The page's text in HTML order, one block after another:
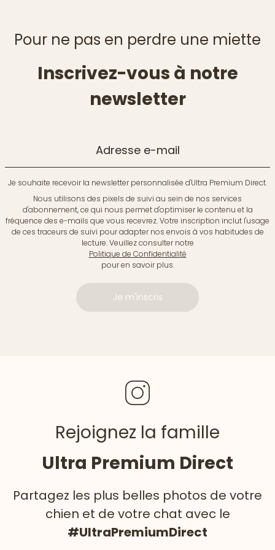
Pour ne pas en perdre une miette
Inscrivez-vous à notre
newsletter
Adresse e-mail
Je souhaite recevoir la newsletter personnalisée d'Ultra Premium Direct.
Nous utilisons des pixels de suivi au sein de nos services
d'abonnement, ce qui nous permet d'optimiser le contenu et la
fréquence des e-mails que vous recevrez. Votre inscription inclut l'usage
de ces traceurs de suivi pour adapter nos envois à vos habitudes de
lecture. Veuillez consulter notre
Politique de Confidentialité
pour en savoir plus.
Je m'inscris
Rejoignez la famille
Ultra Premium Direct
Partagez les plus belles photos de votre
chien et de votre chat avec le
#UltraPremiumDirect